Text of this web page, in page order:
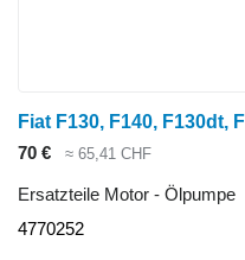
70 € ≈ 65,41 CHF
Ersatzteile Motor - Ölpumpe
4770252